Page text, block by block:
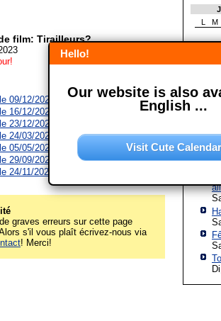
film: Tirailleurs?
09/12/2026
16/12/2026
23/12/2026
24/03/2027
05/05/2027
29/09/2027
24/11/2027
graves erreurs sur cette page
s'il vous plaît écrivez-nous via
! Merci!
L
M
2
3
16 17
30 31
jours
Hello!
Our website is also
English ...
Visit Cute Calendar